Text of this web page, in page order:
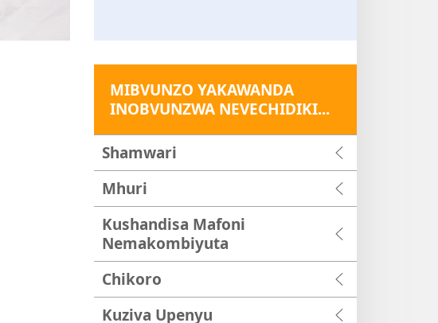
MIBVUNZO YAKAWANDA
INOBVUNZWA NEVECHIDIKI...
Shamwari
Mhuri
Kushandisa Mafoni
Nemakombiyuta
Chikoro
Kuziva Upenyu